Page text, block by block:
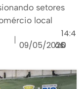
setores
local
|
09/05/2026
às
14:4
0